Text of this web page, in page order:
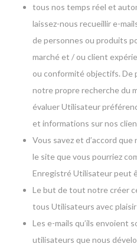
tous nos temps réel et
laissez-nous recueillir e-
de personnes ou produits
marché et / ou client
ou conformité objectifs. De
notre propre recherche du
évaluer Utilisateur
et informations sur nos
Vous savez et d’accord
le site que vous pourriez
Enregistré Utilisateur peut
Le but de tout notre créer
tous Utilisateurs avec plaisir
Les e-mails qu’ils envoient
utilisateurs que nous